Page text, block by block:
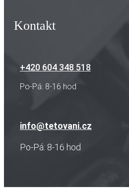
Kontakt
+420 604 348 518
Po-Pá: 8-16 hod
info@tetovani.cz
Po-Pá: 8-16 hod